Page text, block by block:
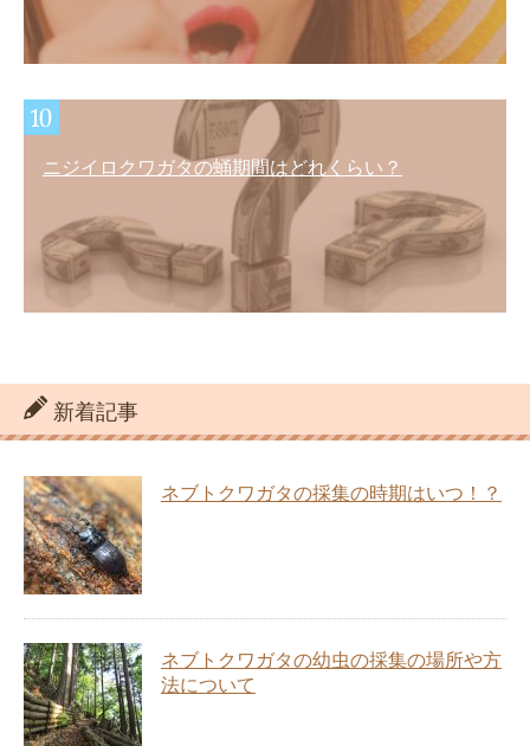
ニジイロクワガタの蛹期間はどれくらい？
新着記事
ネブトクワガタの採集の時期はいつ！？
ネブトクワガタの幼虫の採集の場所や方
法について